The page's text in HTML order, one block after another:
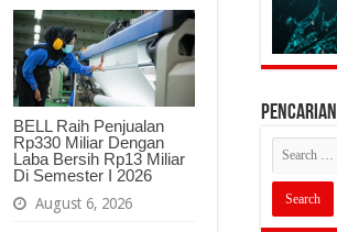
BELL Raih Penjualan
Rp330 Miliar Dengan
Laba Bersih Rp13 Miliar
Di Semester I 2026
August 6, 2026
PENCARIAN